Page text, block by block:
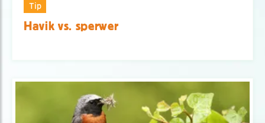
Tip
Havik vs. sperwer